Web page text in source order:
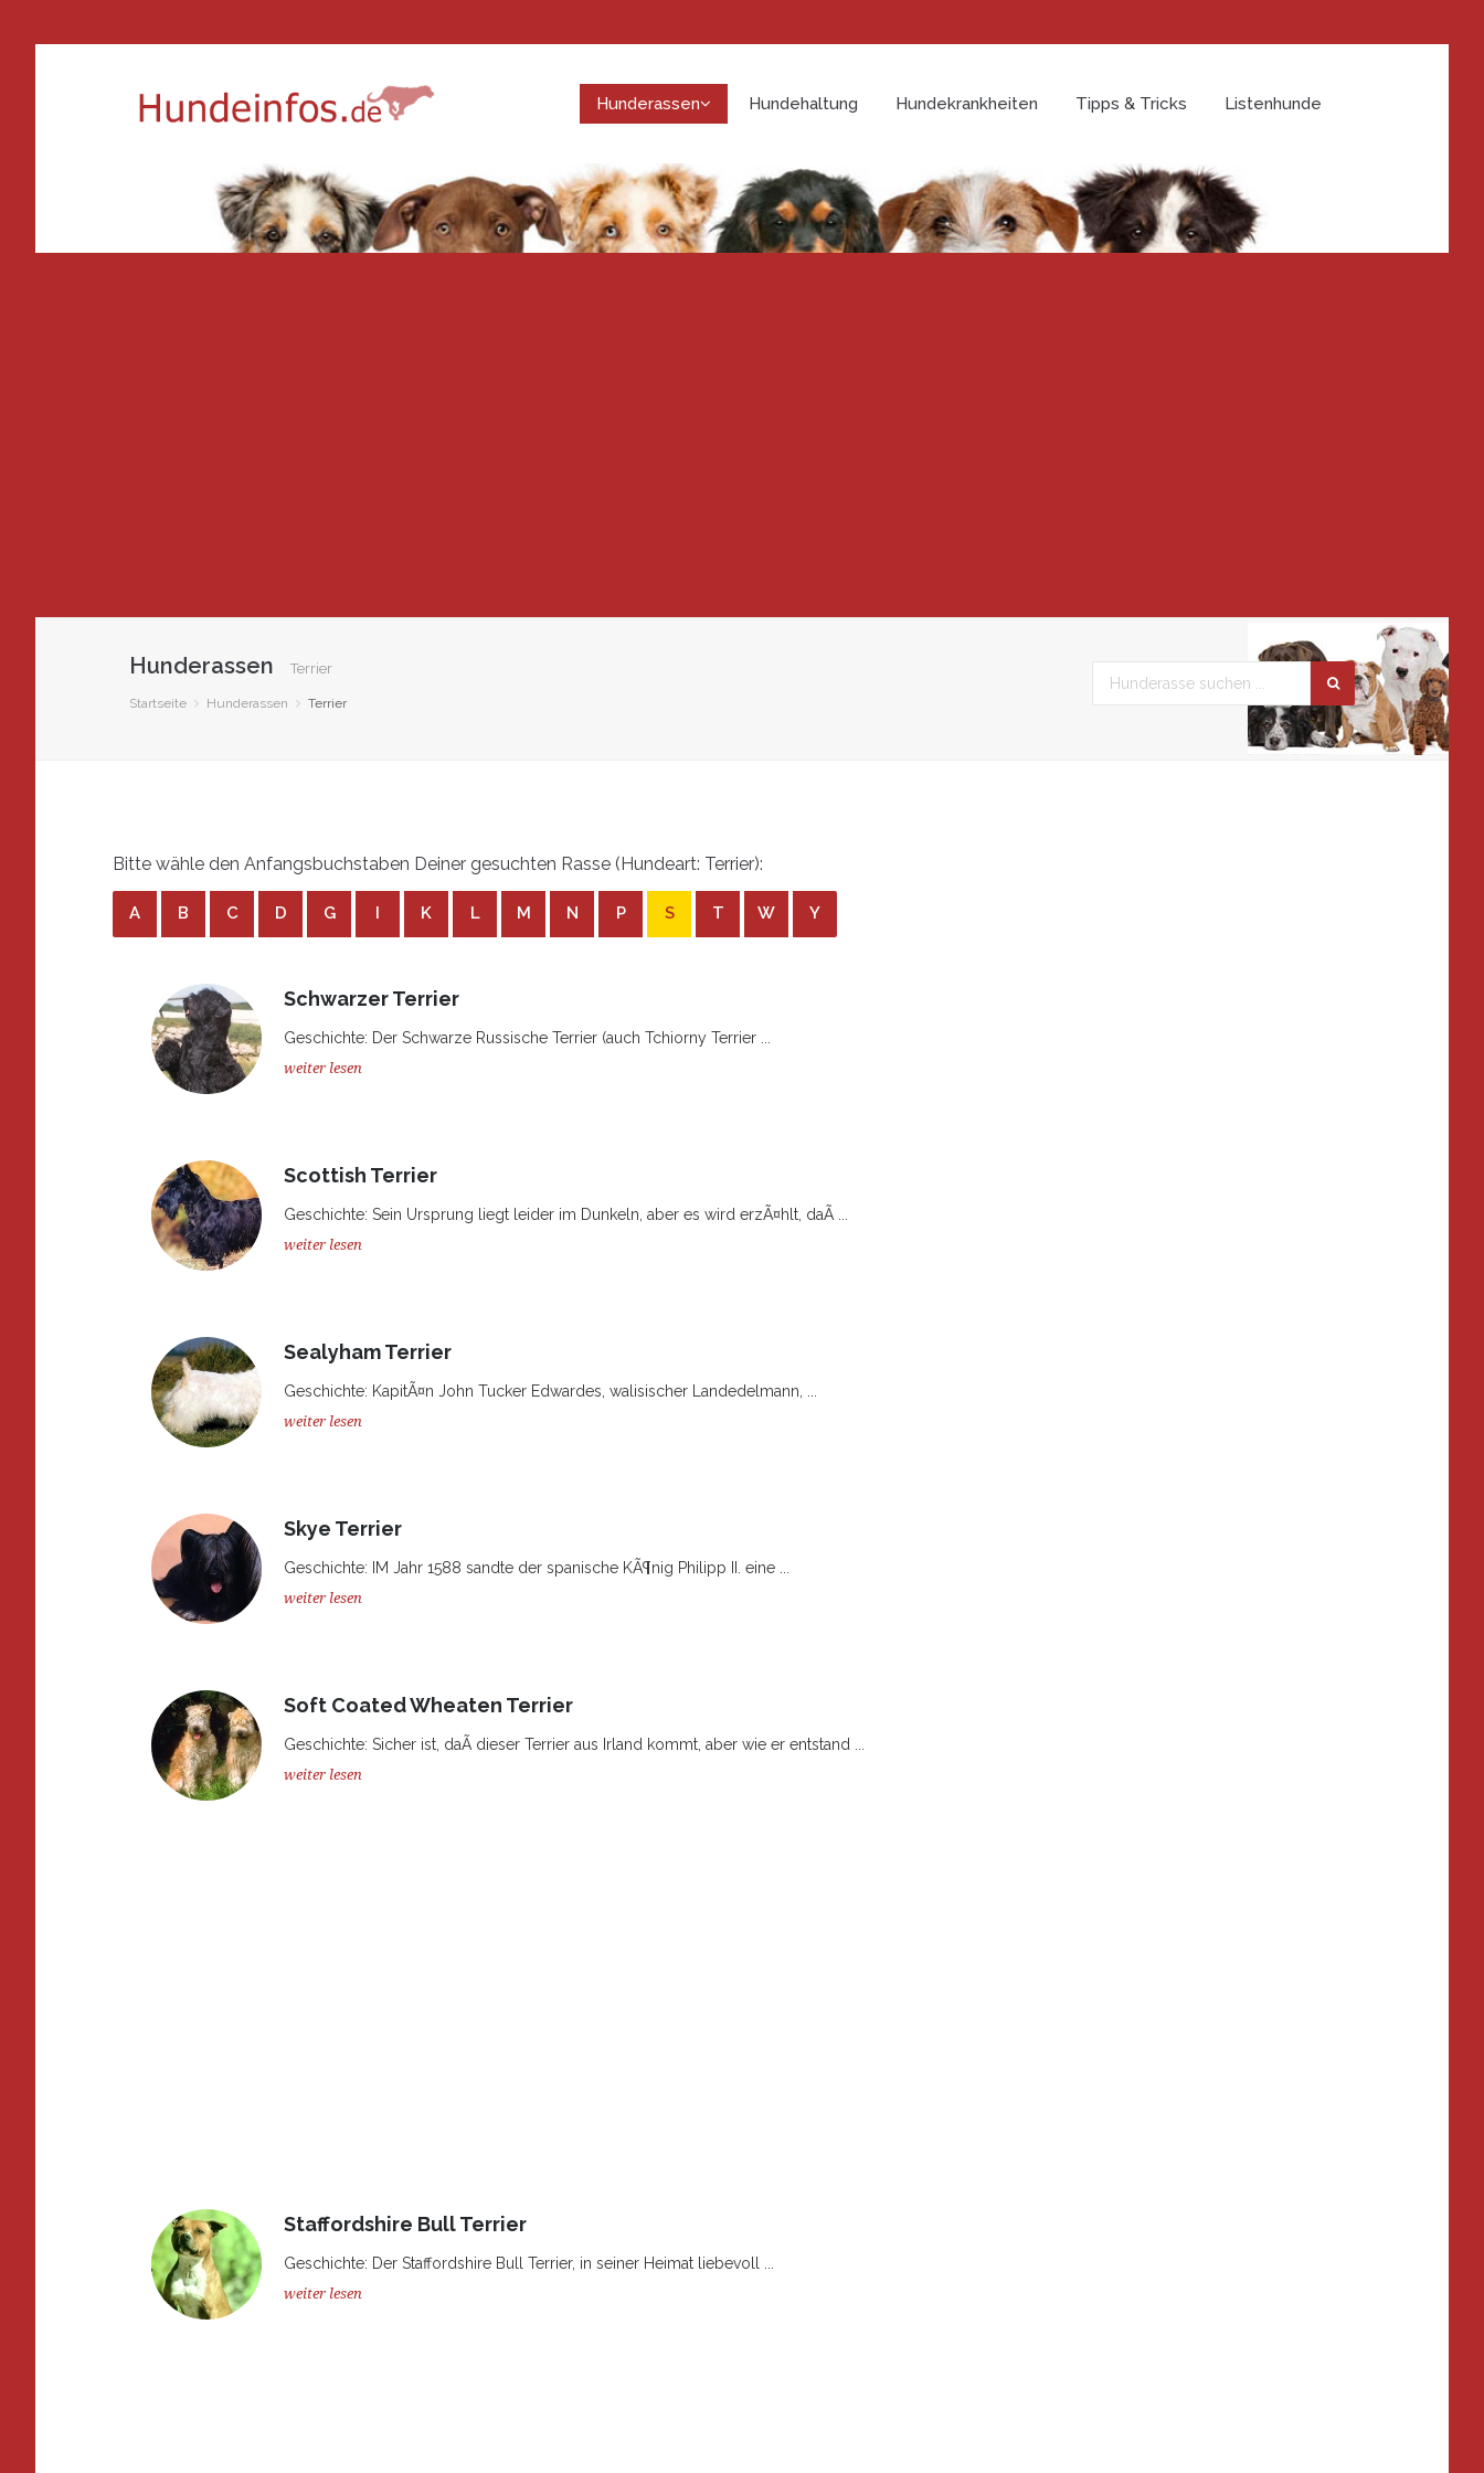
Hunderassen Hundehaltung Hundekrankheiten Tipps & Tricks Listenhunde
Hunderassen Terrier
Startseite Hunderassen Terrier
Bitte wähle den Anfangsbuchstaben Deiner gesuchten Rasse (Hundeart: Terrier):
A B C D G I K L M N P S T W Y
Schwarzer Terrier
Geschichte: Der Schwarze Russische Terrier (auch Tchiorny Terrier ...
weiter lesen
Scottish Terrier
Geschichte: Sein Ursprung liegt leider im Dunkeln, aber es wird erzÃ¤hlt, daÃ ...
weiter lesen
Sealyham Terrier
Geschichte: KapitÃ¤n John Tucker Edwardes, walisischer Landedelmann, ...
weiter lesen
Skye Terrier
Geschichte: IM Jahr 1588 sandte der spanische KÃ¶nig Philipp II. eine ...
weiter lesen
Soft Coated Wheaten Terrier
Geschichte: Sicher ist, daÃ dieser Terrier aus Irland kommt, aber wie er entstand ...
weiter lesen
Staffordshire Bull Terrier
Geschichte: Der Staffordshire Bull Terrier, in seiner Heimat liebevoll ...
weiter lesen